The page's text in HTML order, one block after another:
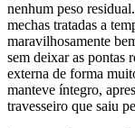
nenhum peso
mechas tratadas a
maravilhosamente
sem deixar as pontas
externa de forma
manteve íntegro,
travesseiro que saiu